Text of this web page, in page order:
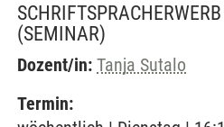
(SEMINAR)
Dozent/in: Tanja Sutalo
Termin: